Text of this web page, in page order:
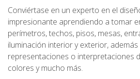
Conviértase en un experto en el
impresionante aprendiendo a tomar
perímetros, techos, pisos, mesas,
iluminación interior y exterior, además
representaciones o interpretaciones
colores y mucho más.